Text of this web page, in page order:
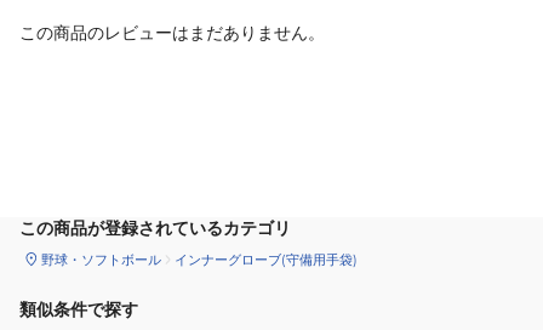
この商品のレビューはまだありません。
この商品が登録されているカテゴリ
野球・ソフトボール インナーグローブ(守備用手袋)
類似条件で探す